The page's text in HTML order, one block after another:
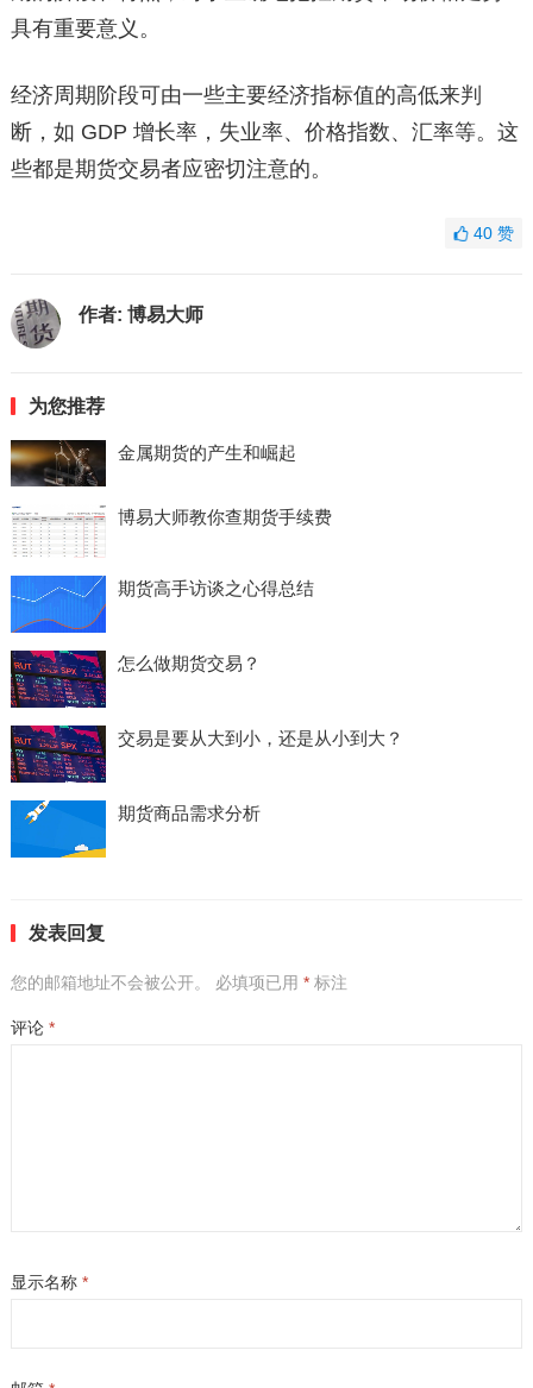
具有重要意义。
经济周期阶段可由一些主要经济指标值的高低来判
断，如 GDP 增长率，失业率、价格指数、汇率等。这
些都是期货交易者应密切注意的。
40赞
作者: 博易大师
为您推荐
金属期货的产生和崛起
博易大师教你查期货手续费
期货高手访谈之心得总结
怎么做期货交易？
交易是要从大到小，还是从小到大？
期货商品需求分析
发表回复
您的邮箱地址不会被公开。 必填项已用 *标注
评论 *
显示名称 *